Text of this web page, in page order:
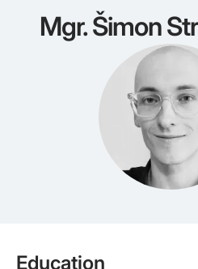
Mgr. Šimon
Education